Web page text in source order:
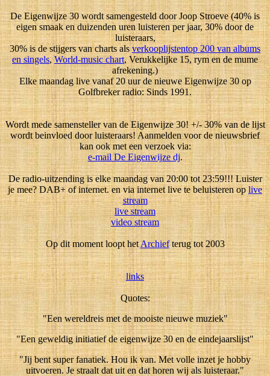
De Eigenwijze 30 wordt samengesteld door Joop Stroeve (40% is
eigen smaak en duizenden uren luisteren per jaar, 30% door de
luisteraars,
30% is de stijgers van charts alsverkooplijstentop 200 van albums
en singels, World-music chart, Verukkelijke 15, rym en de mume
afrekening.)
Elke maandag live vanaf 20 uur de nieuwe Eigenwijze 30 op
Golfbreker radio: Sinds 1991.
Wordt mede samensteller van de Eigenwijze 30! +/- 30% van de lijst
wordt beinvloed door luisteraars! Aanmelden voor de nieuwsbrief
kan ook met een verzoek via:
e-mail De Eigenwijze dj.
De radio-uitzending is elke maandag van 20:00 tot 23:59!!! Luister
je mee? DAB+ of internet. en via internet live te beluisteren op live
stream
live stream
video stream
Op dit moment loopt hetArchiefterug tot 2003
links
Quotes:
"Een wereldreis met de mooiste nieuwe muziek"
"Een geweldig initiatief de eigenwijze 30 en de eindejaarslijst"
"Jij bent super fanatiek. Hou ik van. Met volle inzet je hobby
uitvoeren. Je straalt dat uit en dat horen wij als luisteraar."